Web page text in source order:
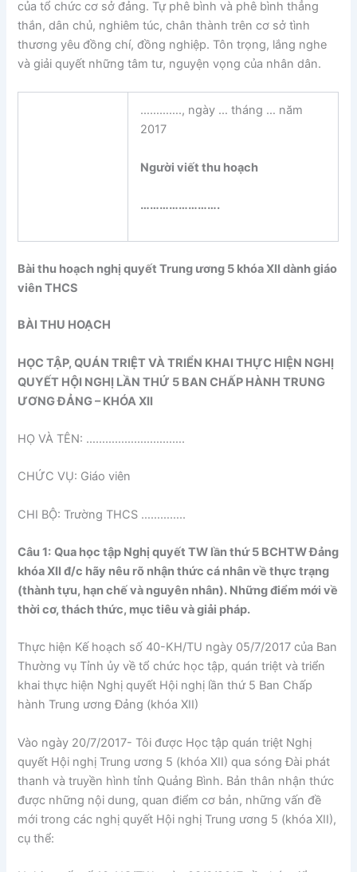
của tổ chức cơ sở đảng. Tự phê bình và phê bình thẳng
thắn, dân chủ, nghiêm túc, chân thành trên cơ sở tình
thương yêu đồng chí, đồng nghiệp. Tôn trọng, lắng nghe
và giải quyết những tâm tư, nguyện vọng của nhân dân.
…………., ngày … tháng … năm
2017
Người viết thu hoạch
…………………….
Bài thu hoạch nghị quyết Trung ương 5 khóa XII dành giáo
viên THCS
BÀI THU HOẠCH
HỌC TẬP, QUÁN TRIỆT VÀ TRIỂN KHAI THỰC HIỆN NGHỊ
QUYẾT HỘI NGHỊ LẦN THỨ 5 BAN CHẤP HÀNH TRUNG
ƯƠNG ĐẢNG – KHÓA XII
HỌ VÀ TÊN: ………………………….
CHỨC VỤ: Giáo viên
CHI BỘ: Trường THCS …………..
Câu 1: Qua học tập Nghị quyết TW lần thứ 5 BCHTW Đảng
khóa XII đ/c hãy nêu rõ nhận thức cá nhân về thực trạng
(thành tựu, hạn chế và nguyên nhân). Những điểm mới về
thời cơ, thách thức, mục tiêu và giải pháp.
Thực hiện Kế hoạch số 40-KH/TU ngày 05/7/2017 của Ban
Thường vụ Tỉnh ủy về tổ chức học tập, quán triệt và triển
khai thực hiện Nghị quyết Hội nghị lần thứ 5 Ban Chấp
hành Trung ương Đảng (khóa XII)
Vào ngày 20/7/2017- Tôi được Học tập quán triệt Nghị
quyết Hội nghị Trung ương 5 (khóa XII) qua sóng Đài phát
thanh và truyền hình tỉnh Quảng Bình. Bản thân nhận thức
được những nội dung, quan điểm cơ bản, những vấn đề
mới trong các nghị quyết Hội nghị Trung ương 5 (khóa XII),
cụ thể: